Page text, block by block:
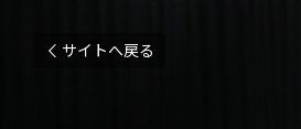
サイトへ戻る